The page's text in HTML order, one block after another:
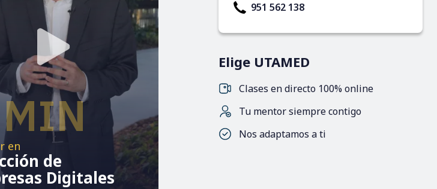
951 562 138
Elige UTAMED
Clases en directo 100% online
Tu mentor siempre contigo
Nos adaptamos a ti
en
de
Digitales